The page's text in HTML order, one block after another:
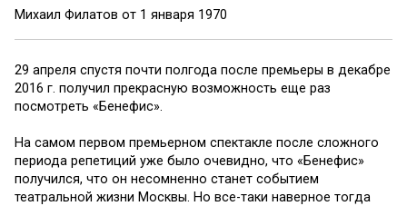
Михаил Филатов от 1 января 1970
29 апреля спустя почти полгода после премьеры в декабре
2016 г. получил прекрасную возможность еще раз
посмотреть «Бенефис».
На самом первом премьерном спектакле после сложного
периода репетиций уже было очевидно, что «Бенефис»
получился, что он несомненно станет событием
театральной жизни Москвы. Но все-таки наверное тогда